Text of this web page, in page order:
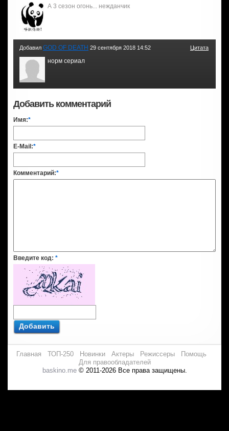
А 3 сезон огонь... нежданчик
Добавил GOD OF DEATH 29 сентября 2018 14:52 Цитата
норм сериал
Добавить комментарий
Имя:*
E-Mail:*
Комментарий:*
Введите код: *
Добавить
Главная ТОП-250 Новинки Актеры Режиссеры
Помощь
Для правообладателей
baskino.me© 2011-2026 Все права защищены.